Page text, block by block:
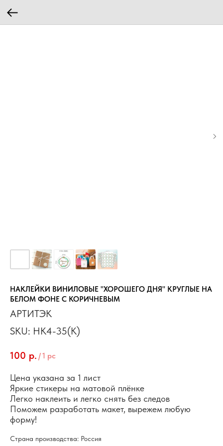
НАКЛЕЙКИ ВИНИЛОВЫЕ "ХОРОШЕГО ДНЯ" КРУГЛЫЕ НА
БЕЛОМ ФОНЕ С КОРИЧНЕВЫМ
АРТИТЭК
SKU: НК4-35(К)
100 р. /1 pc
Цена указана за 1 лист
Яркие стикеры на матовой плёнке
Легко наклеить и легко снять без следов
Поможем разработать макет, вырежем любую
форму!
Страна производства: Россия